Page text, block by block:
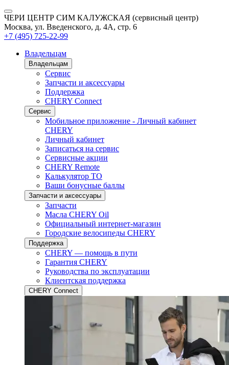
ЧЕРИ ЦЕНТР СИМ КАЛУЖСКАЯ (сервисный центр)
Москва, ул. Введенского, д. 4А, стр. 6
+7 (495) 725-22-99
Владельцам
Владельцам
Сервис
Запчасти и аксессуары
Поддержка
CHERY Connect
Сервис
Мобильное приложение - Личный кабинет
CHERY
Личный кабинет
Записаться на сервис
Сервисные акции
CHERY Remote
Калькулятор ТО
Ваши бонусные баллы
Запчасти и аксессуары
Запчасти
Масла CHERY Oil
Официальный интернет-магазин
Городские велосипеды CHERY
Поддержка
CHERY — помощь в пути
Гарантия CHERY
Руководства по эксплуатации
Клиентская поддержка
CHERY Connect